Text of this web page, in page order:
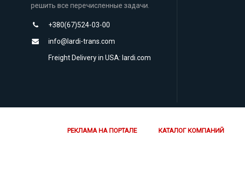
решить все перечисленные задачи.
+380(67)524-03-00
info@lardi-trans.com
Freight Delivery in USA: lardi.com
РЕКЛАМА НА ПОРТАЛЕ КАТАЛОГ КОМПАНИЙ